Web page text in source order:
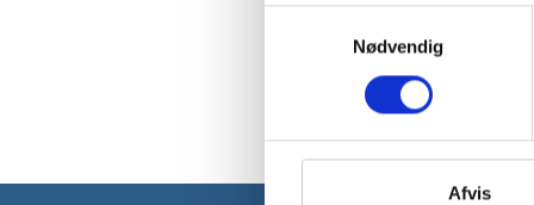
Nødvendig
Afvis